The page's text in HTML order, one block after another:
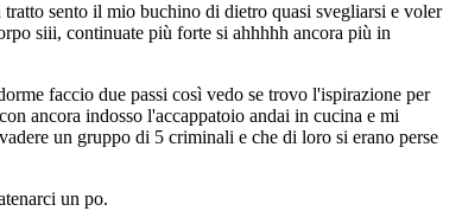
sento il mio buchino di dietro quasi svegliarsi e voler
siii, continuate più forte si ahhhhh ancora più in
faccio due passi così vedo se trovo l'ispirazione per
ancora indosso l'accappatoio andai in cucina e mi
un gruppo di 5 criminali e che di loro si erano perse
un po.